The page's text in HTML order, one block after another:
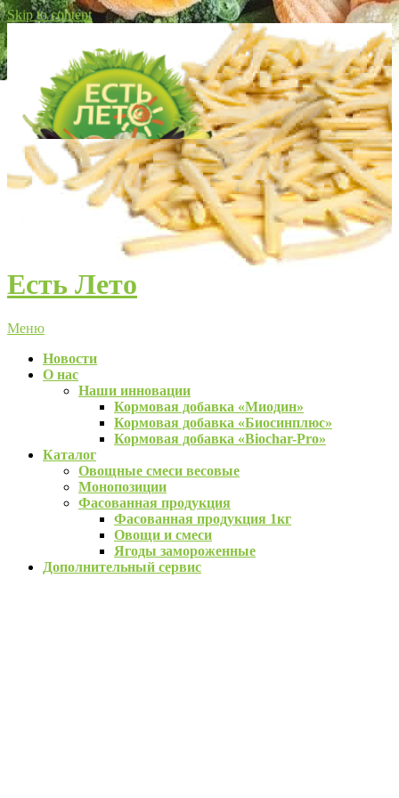
Skip to content
Есть Лето
Меню
Новости
О нас
Наши инновации
Кормовая добавка «Миодин»
Кормовая добавка «Биосинплюс»
Кормовая добавка «Biochar-Pro»
Каталог
Овощные смеси весовые
Монопозиции
Фасованная продукция
Фасованная продукция 1кг
Овощи и смеси
Ягоды замороженные
Дополнительный сервис